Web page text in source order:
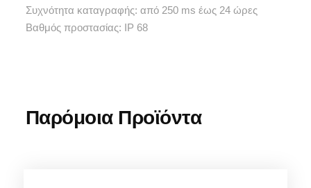
Συχνότητα καταγραφής: από 250 ms έως 24 ώρες
Βαθμός προστασίας: IP 68
Παρόμοια Προϊόντα